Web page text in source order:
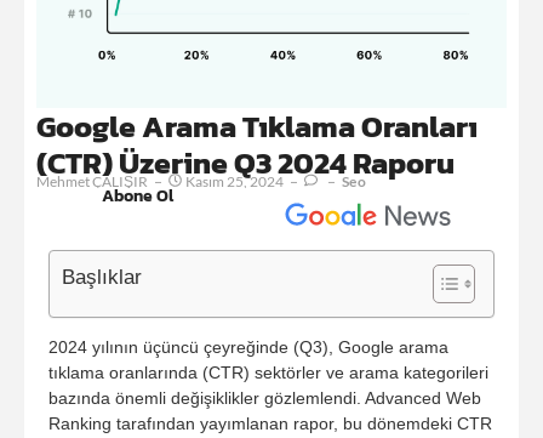
Google Arama Tıklama Oranları
(CTR) Üzerine Q3 2024 Raporu
Mehmet ÇALIŞIR Kasım 25, 2024 Seo
Abone Ol
Başlıklar
2024 yılının üçüncü çeyreğinde (Q3), Google arama
tıklama oranlarında (CTR) sektörler ve arama kategorileri
bazında önemli değişiklikler gözlemlendi. Advanced Web
Ranking tarafından yayımlanan rapor, bu dönemdeki CTR